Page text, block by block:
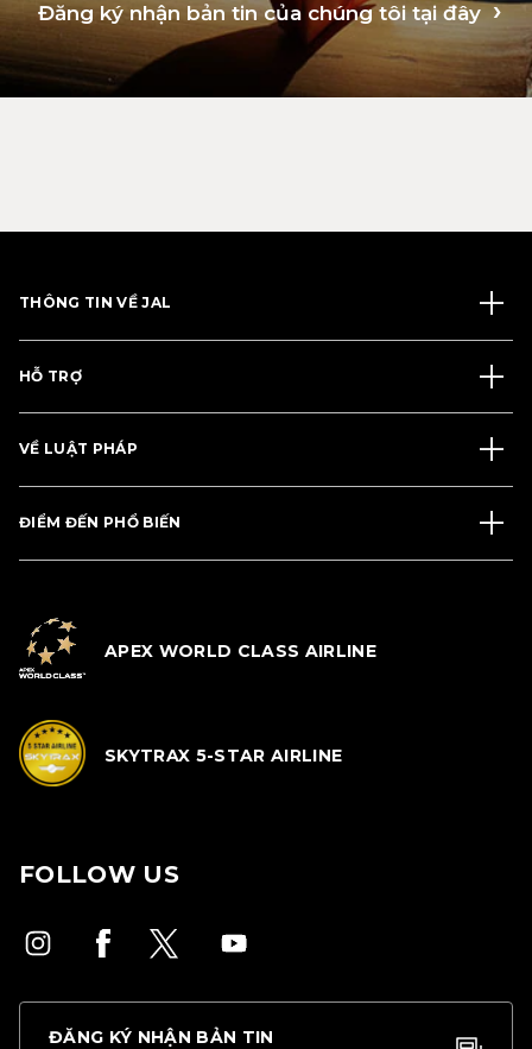
Đăng ký nhận bản tin của chúng tôi tại đây
THÔNG TIN VỀ JAL
HỖ TRỢ
VỀ LUẬT PHÁP
ĐIỂM ĐẾN PHỔ BIẾN
APEX WORLD CLASS AIRLINE
SKYTRAX 5-STAR AIRLINE
FOLLOW US
ĐĂNG KÝ NHẬN BẢN TIN